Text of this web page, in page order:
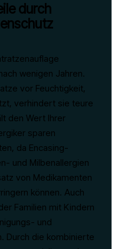
durch
wenigen Jahren.
vor Feuchtigkeit,
verhindert sie teure
den Wert Ihrer
sparen
da Encasing-
und Milbenallergien
von Medikamenten
können. Auch
Familien mit Kindern
und
Durch die kombinierte